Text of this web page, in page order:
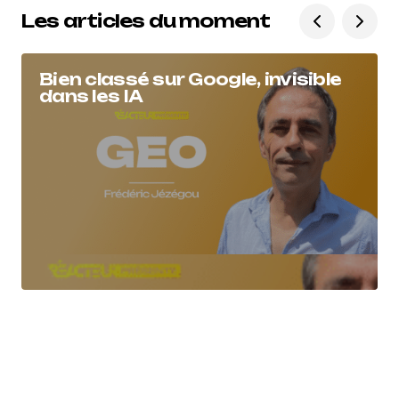
Les articles du moment
Bien classé sur Google, invisible
dans les IA